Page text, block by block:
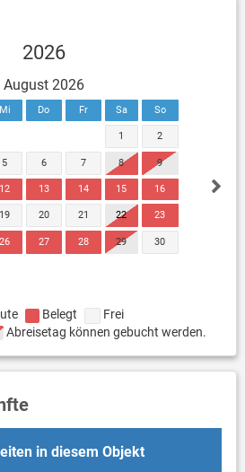
2026
August 2026
Mi Do Fr Sa So
1 2
5 6 7 8 9
12 13 14 15 16
19 20 21 22 23
26 27 28 29 30
Belegt
Frei
Abreisetag können gebucht werden.
in diesem Objekt